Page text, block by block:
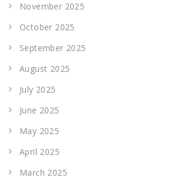
November 2025
October 2025
September 2025
August 2025
July 2025
June 2025
May 2025
April 2025
March 2025